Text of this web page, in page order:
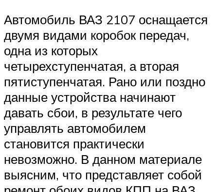
Автомобиль ВАЗ 2107 оснащается
двумя видами коробок передач,
одна из которых
четырехступенчатая, а вторая
пятиступенчатая. Рано или поздно
данные устройства начинают
давать сбои, в результате чего
управлять автомобилем
становится практически
невозможно. В данном материале
выясним, что представляет собой